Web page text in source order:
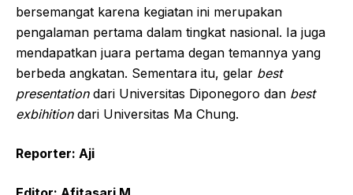
bersemangat karena kegiatan ini merupakan
pengalaman pertama dalam tingkat nasional. Ia juga
mendapatkan juara pertama degan temannya yang
berbeda angkatan. Sementara itu, gelar best
presentationdari Universitas Diponegoro dan best
exbihitiondari Universitas Ma Chung.
Reporter: Aji